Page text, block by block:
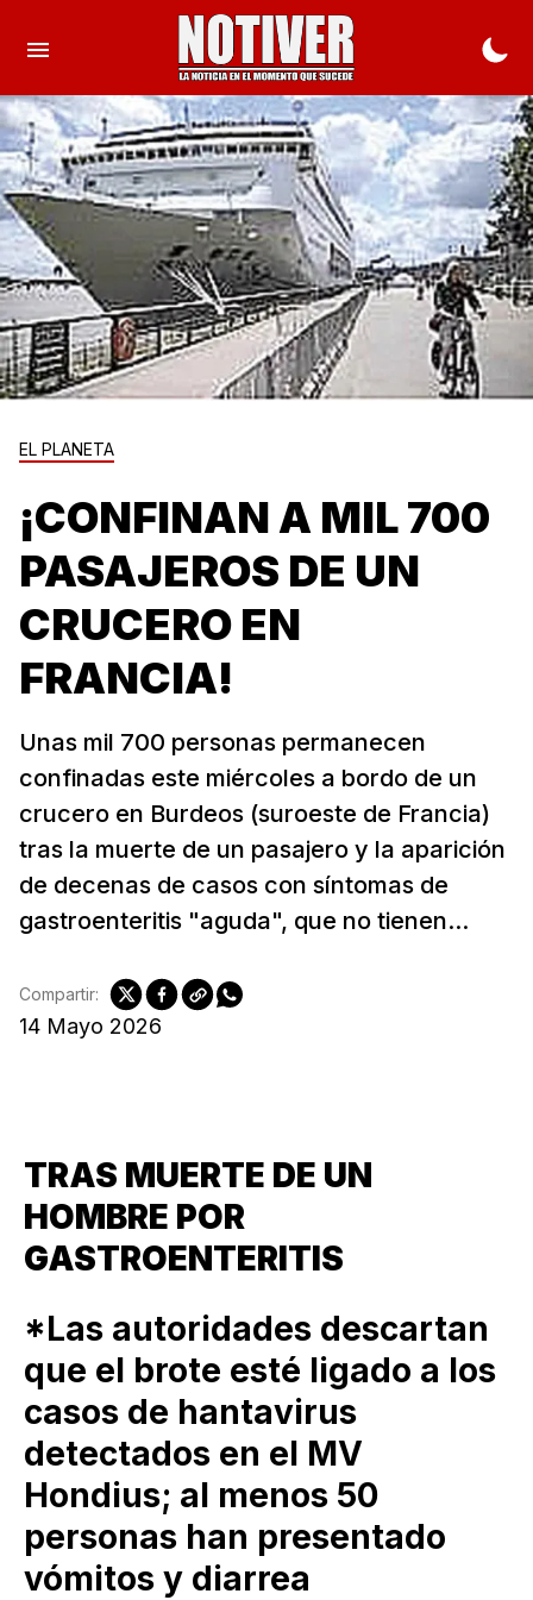
EL PLANETA
¡CONFINAN A MIL 700
PASAJEROS DE UN
CRUCERO EN
FRANCIA!
Unas mil 700 personas permanecen
confinadas este miércoles a bordo de un
crucero en Burdeos (suroeste de Francia)
tras la muerte de un pasajero y la aparición
de decenas de casos con síntomas de
gastroenteritis "aguda", que no tienen...
14 Mayo 2026
Compartir:
TRAS MUERTE DE UN
HOMBRE POR
GASTROENTERITIS
*Las autoridades descartan
que el brote esté ligado a los
casos de hantavirus
detectados en el MV
Hondius; al menos 50
personas han presentado
vómitos y diarrea